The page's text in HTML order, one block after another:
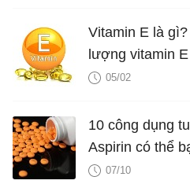
Vitamin E là
lượng vitamin
05/02
10 công dụng
Aspirin có thể
07/10